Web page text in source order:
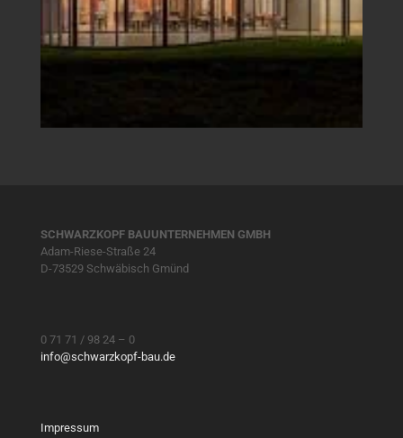
SCHWARZKOPF BAUUNTERNEHMEN GMBH
Adam-Riese-Straße 24
D-73529 Schwäbisch Gmünd
0 71 71 / 98 24 – 0
info@schwarzkopf-bau.de
Impressum